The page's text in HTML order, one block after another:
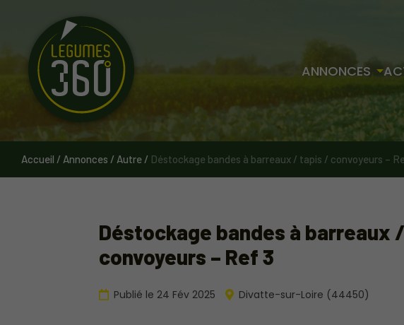
ANNONCES
Accueil / Annonces / Autre / Déstockage bandes à barreaux / tapis / convoyeurs –
Déstockage bandes à barreaux
convoyeurs – Ref 3
Publié le 24 Fév 2025 Divatte-sur-Loire (44450)